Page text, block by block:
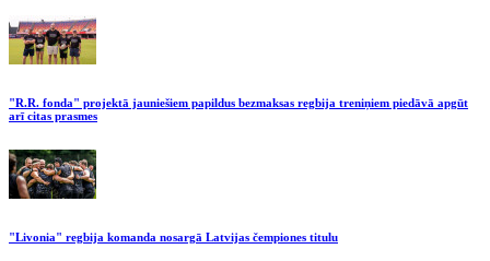
"R.R. fonda" projektā jauniešiem papildus bezmaksas regbija treniņiem piedāvā apgūt
arī citas prasmes
"Livonia" regbija komanda nosargā Latvijas čempiones titulu